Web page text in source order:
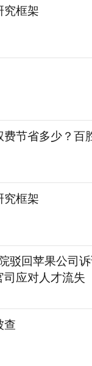
究框架
费节省多少？百
究框架
驳回苹果公司
应对人才流失
查